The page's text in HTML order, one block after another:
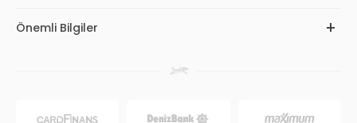
Önemli Bilgiler